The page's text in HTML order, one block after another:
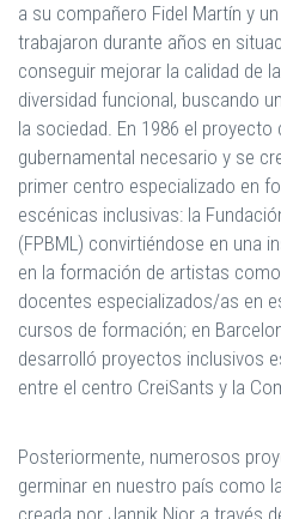
a su compañero Fidel Martín y
trabajaron durante años en
conseguir mejorar la calidad de
diversidad funcional, buscando
la sociedad. En 1986 el
gubernamental necesario y se
primer centro especializado en
escénicas inclusivas: la
(FPBML) convirtiéndose en una
en la formación de artistas
docentes especializados/as en
cursos de formación; en
desarrolló proyectos inclusivos
entre el centro CreiSants y la
Posteriormente, numerosos
germinar en nuestro país como